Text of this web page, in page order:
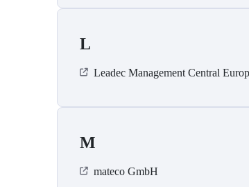
L
Leadec Management Central
M
mateco GmbH